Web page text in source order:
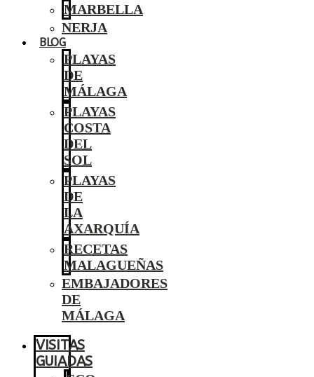
MARBELLA
NERJA
BLOG
PLAYAS
DE
MÁLAGA
PLAYAS
COSTA
DEL
SOL
PLAYAS
DE
LA
AXARQUÍA
RECETAS
MALAGUEÑAS
EMBAJADORES
DE
MÁLAGA
VISITAS
GUIADAS